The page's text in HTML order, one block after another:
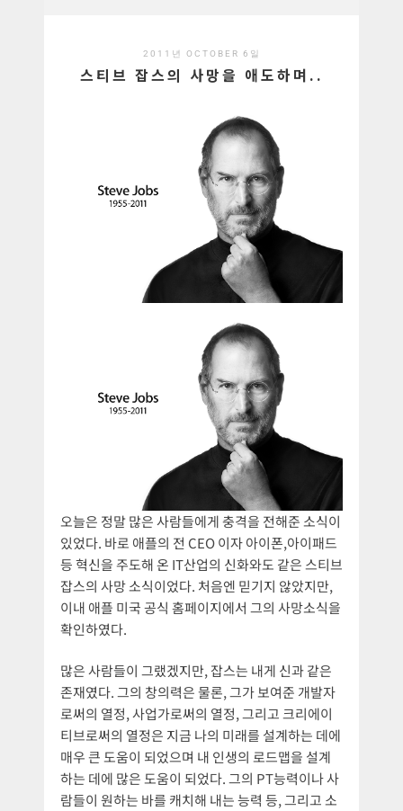
2011년 OCTOBER 6일
스티브 잡스의 사망을 애도하며..
오늘은 정말 많은 사람들에게 충격을 전해준 소식이
있었다. 바로 애플의 전 CEO 이자 아이폰,아이패드
등 혁신을 주도해 온 IT산업의 신화와도 같은 스티브
잡스의 사망 소식이었다. 처음엔 믿기지 않았지만,
이내 애플 미국 공식 홈페이지에서 그의 사망소식을
확인하였다.
많은 사람들이 그랬겠지만, 잡스는 내게 신과 같은
존재였다. 그의 창의력은 물론, 그가 보여준 개발자
로써의 열정, 사업가로써의 열정, 그리고 크리에이
티브로써의 열정은 지금 나의 미래를 설계하는 데에
매우 큰 도움이 되었으며 내 인생의 로드맵을 설계
하는 데에 많은 도움이 되었다. 그의 PT능력이나 사
람들이 원하는 바를 캐치해 내는 능력 등, 그리고 소